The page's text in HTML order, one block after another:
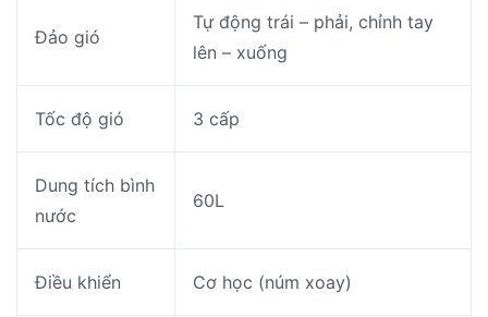
Đảo gió
Tự động trái – phải, chỉnh tay
lên – xuống
Tốc độ gió 3 cấp
Dung tích bình
nước
60L
Điều khiển Cơ học (núm xoay)